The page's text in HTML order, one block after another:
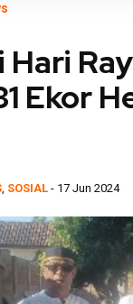
Hari
Ekor
SOSIAL - 17 Jun 2024